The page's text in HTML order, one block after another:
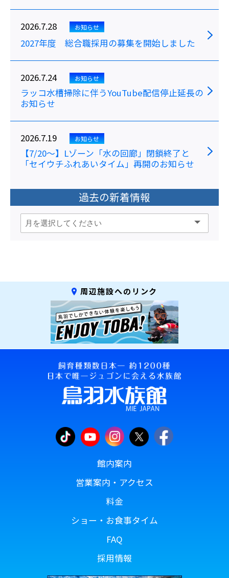
2026.7.28 お知らせ
2027年度 総合職採用の募集を開始しました
2026.7.24 お知らせ
ラッコ水槽掃除に伴うYouTube配信停止延長の
お知らせ
2026.7.19 お知らせ
【7/20～】Lゾーン「水の回廊」閉鎖終了と
「セイウチふれあいタイム」再開のお知らせ
過去の新着情報
周辺施設へのリンク
館内案内
営業案内・アクセス
料金
ショー・お食事タイム
FAQ
採用情報